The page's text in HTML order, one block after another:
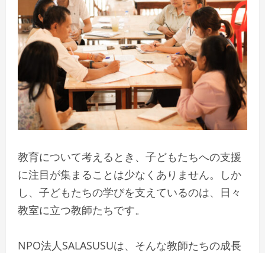
教育について考えるとき、子どもたちへの支援
に注目が集まることは少なくありません。しか
し、子どもたちの学びを支えているのは、日々
教室に立つ教師たちです。
NPO法人SALASUSUは、そんな教師たちの成長